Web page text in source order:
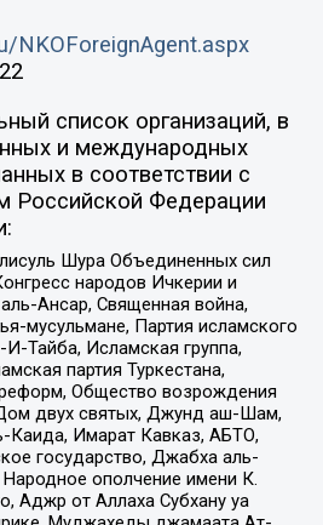
NKOForeignAgent.aspx
список организаций, в
и международных
в соответствии с
Российской Федерации
Шура Объединенных сил
народов Ичкерии и
Ансар, Священная война,
мусульмане, Партия исламского
Тайба, Исламская группа,
партия Туркестана,
Общество возрождения
двух святых, Джунд аш-Шам,
Каида, Имарат Кавказ, АБТО,
государство, Джабха аль-
ополчение имени К.
Аджр от Аллаха Субхану уа